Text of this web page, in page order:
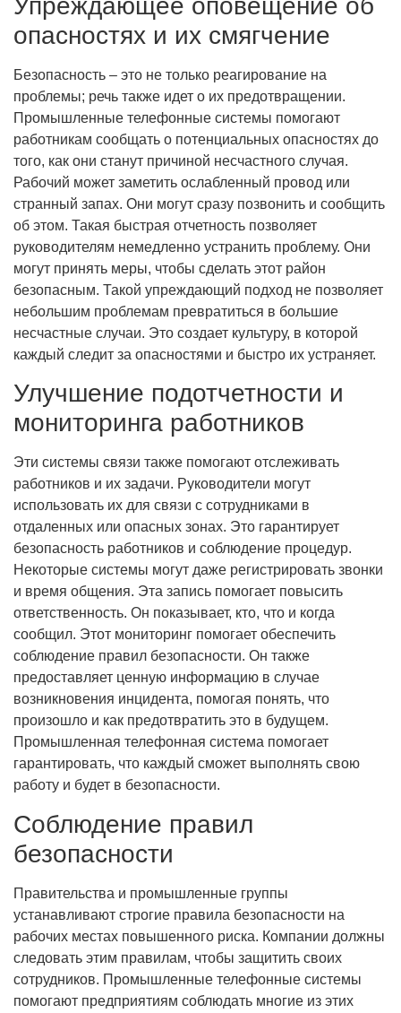
Упреждающее оповещение об
опасностях и их смягчение
Безопасность – это не только реагирование на
проблемы; речь также идет о их предотвращении.
Промышленные телефонные системы помогают
работникам сообщать о потенциальных опасностях до
того, как они станут причиной несчастного случая.
Рабочий может заметить ослабленный провод или
странный запах. Они могут сразу позвонить и сообщить
об этом. Такая быстрая отчетность позволяет
руководителям немедленно устранить проблему. Они
могут принять меры, чтобы сделать этот район
безопасным. Такой упреждающий подход не позволяет
небольшим проблемам превратиться в большие
несчастные случаи. Это создает культуру, в которой
каждый следит за опасностями и быстро их устраняет.
Улучшение подотчетности и
мониторинга работников
Эти системы связи также помогают отслеживать
работников и их задачи. Руководители могут
использовать их для связи с сотрудниками в
отдаленных или опасных зонах. Это гарантирует
безопасность работников и соблюдение процедур.
Некоторые системы могут даже регистрировать звонки
и время общения. Эта запись помогает повысить
ответственность. Он показывает, кто, что и когда
сообщил. Этот мониторинг помогает обеспечить
соблюдение правил безопасности. Он также
предоставляет ценную информацию в случае
возникновения инцидента, помогая понять, что
произошло и как предотвратить это в будущем.
Промышленная телефонная система помогает
гарантировать, что каждый сможет выполнять свою
работу и будет в безопасности.
Соблюдение правил
безопасности
Правительства и промышленные группы
устанавливают строгие правила безопасности на
рабочих местах повышенного риска. Компании должны
следовать этим правилам, чтобы защитить своих
сотрудников. Промышленные телефонные системы
помогают предприятиям соблюдать многие из этих